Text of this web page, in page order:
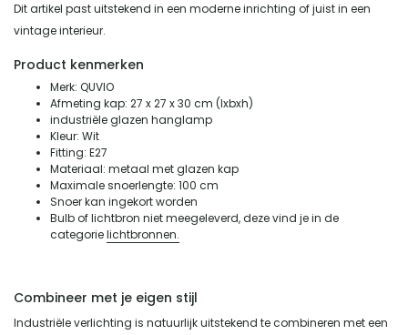
Dit artikel past uitstekend in een moderne inrichting of juist in een
vintage interieur.
Product kenmerken
Merk: QUVIO
Afmeting kap: 27 x 27 x 30 cm (lxbxh)
industriële glazen hanglamp
Kleur: Wit
Fitting: E27
Materiaal: metaal met glazen kap
Maximale snoerlengte: 100 cm
Snoer kan ingekort worden
Bulb of lichtbron niet meegeleverd, deze vind je in de
categorielichtbronnen.
Combineer met je eigen stijl
Industriële verlichting is natuurlijk uitstekend te combineren met een